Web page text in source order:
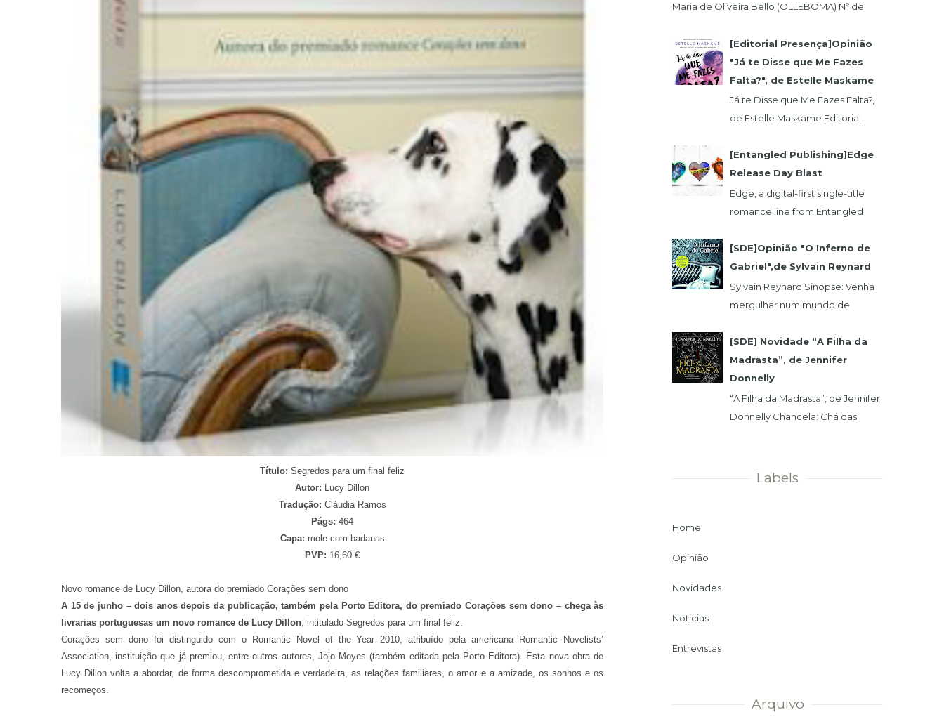
Título: Segredos para um final feliz
Autor: Lucy Dillon
Tradução: Cláudia Ramos
Págs:464
Capa: mole com badanas
PVP: 16,60 €
Novo romance de Lucy Dillon, autora do premiado Corações sem dono
A 15 de junho – dois anos depois da publicação, também pela Porto Editora, do premiado Corações sem dono – chega às
livrarias portuguesas um novo romance de Lucy Dillon , intitulado Segredos para um final feliz.
Corações sem dono foi distinguido com o Romantic Novel of the Year 2010, atribuído pela americana Romantic Novelists’
Association, instituição que já premiou, entre outros autores, Jojo Moyes (também editada pela Porto Editora). Esta nova obra de
Lucy Dillon volta a abordar, de forma descomprometida e verdadeira, as relações familiares, o amor e a amizade, os sonhos e os
recomeços.
Maria de Oliveira Bello (OLLEBOMA) Nº de
[Editorial Presença]Opinião
"Já te Disse que Me Fazes
Falta?", de Estelle Maskame
Já te Disse que Me Fazes Falta?,
de Estelle Maskame Editorial
Uma última oportunidade para o
amor. P...
[Entangled Publishing]Edge
Release Day Blast
Edge, a digital-first single-title
romance line from Entangled
popular Select imprint but gives
its...
[SDE]Opinião "O Inferno de
Gabriel",de Sylvain Reynard
Sylvain Reynard Sinopse: Venha
mergulhar num mundo de
sem limites....
[SDE] Novidade “A Filha da
Madrasta”, de Jennifer
Donnelly
“A Filha da Madrasta”, de Jennifer
Donnelly Chancela: Chá das
Labels
Home
Opinião
Novidades
Noticias
Entrevistas
Arquivo